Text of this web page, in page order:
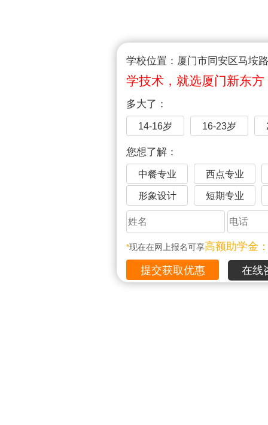
学校位置：厦门市同安区马垵
学技术，就选厦门新东方
多大了：
14-16岁 16-23岁
您想了解：
中餐专业 西点专业
形象设计 短期专业
*现在在网上报名可享高额助学金
在线